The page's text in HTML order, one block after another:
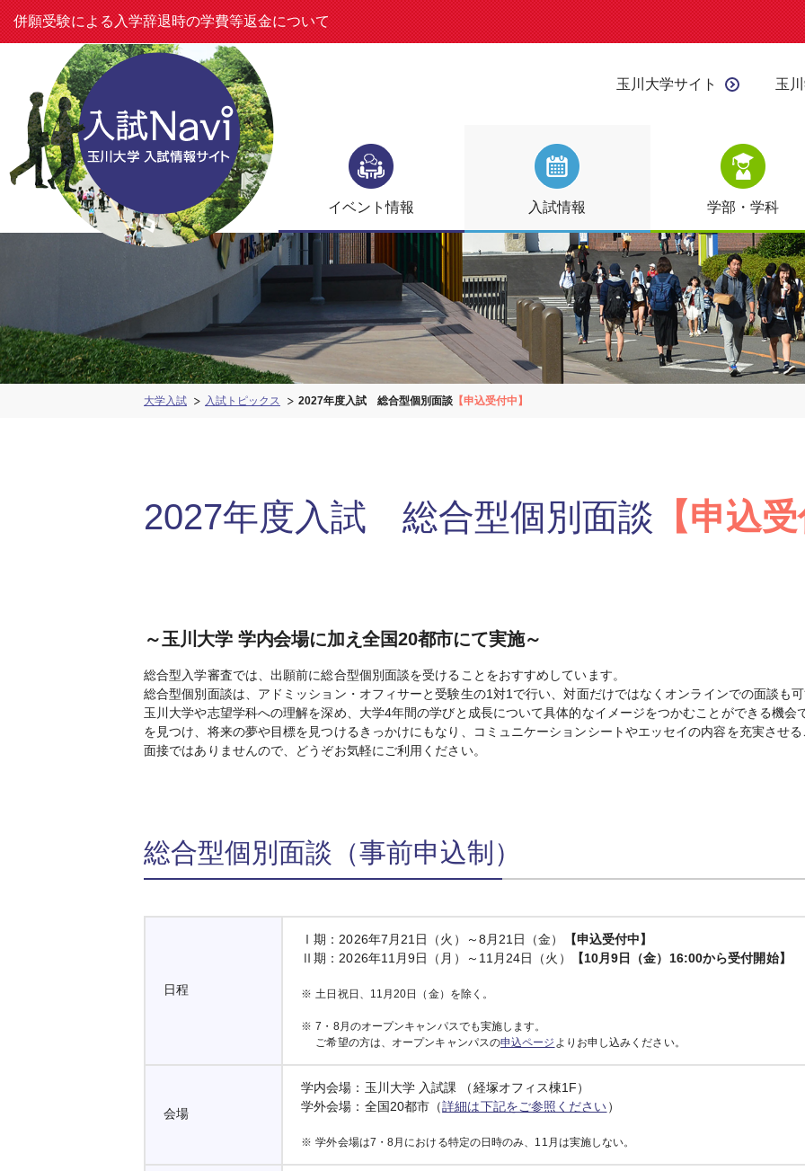
玉川大学サイト 玉
併願受験による入学辞退時の学費等返金について
ー
イベント情報 入試情報 学部・学科
大学入試 入試トピックス 2027年度入試 総合型個別面談 【申込受付中】
2027年度入試 総合型個別面談 【申込
～玉川大学 学内会場に加え全国20都市にて実施～
総合型入学審査では、出願前に総合型個別面談を受けることをおすすめしています。
総合型個別面談は、アドミッション・オフィサーと受験生の1対1で行い、対面だけではなくオンラインでの面談も
玉川大学や志望学科への理解を深め、大学4年間の学びと成長について具体的なイメージをつかむことができる機
を見つけ、将来の夢や目標を見つけるきっかけにもなり、コミュニケーションシートやエッセイの内容を充実させ
面接ではありませんので、どうぞお気軽にご利用ください。
総合型個別面談（事前申込制）
日程
Ⅰ期：2026年7月21日（火）～8月21日（金）
【申込受付中】
Ⅱ期：2026年11月9日（月）～11月24日（火）
【10月9日（金）16:00から受付開始】
※ 土日祝日、11月20日（金）を除く。
※ 7・8月のオープンキャンパスでも実施します。
ご希望の方は、オープンキャンパスの申込ページ よりお申し込みください。
会場
学内会場：玉川大学 入試課 （経塚オフィス棟1F）
学外会場：全国20都市（詳細は下記をご参照ください）
※ 学外会場は7・8月における特定の日時のみ、11月は実施しない。